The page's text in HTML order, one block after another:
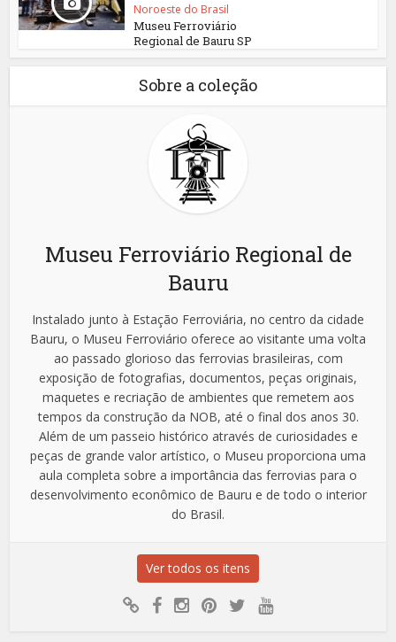
Noroeste do Brasil
Museu Ferroviário
Regional de Bauru SP
Sobre a coleção
Museu Ferroviário Regional de
Bauru
Instalado junto à Estação Ferroviária, no centro da cidade
Bauru, o Museu Ferroviário oferece ao visitante uma volta
ao passado glorioso das ferrovias brasileiras, com
exposição de fotografias, documentos, peças originais,
maquetes e recriação de ambientes que remetem aos
tempos da construção da NOB, até o final dos anos 30.
Além de um passeio histórico através de curiosidades e
peças de grande valor artístico, o Museu proporciona uma
aula completa sobre a importância das ferrovias para o
desenvolvimento econômico de Bauru e de todo o interior
do Brasil.
Ver todos os itens